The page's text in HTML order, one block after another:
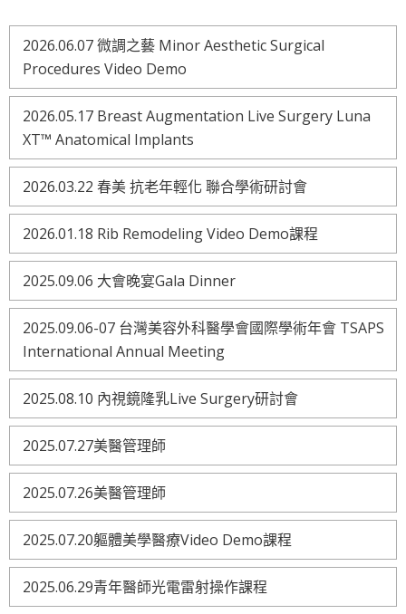
2026.06.07 微調之藝 Minor Aesthetic Surgical
Procedures Video Demo
2026.05.17 Breast Augmentation Live Surgery Luna
XT™ Anatomical Implants
2026.03.22 春美 抗老年輕化 聯合學術研討會
2026.01.18 Rib Remodeling Video Demo課程
2025.09.06 大會晚宴Gala Dinner
2025.09.06-07 台灣美容外科醫學會國際學術年會 TSAPS
International Annual Meeting
2025.08.10 內視鏡隆乳Live Surgery研討會
2025.07.27美醫管理師
2025.07.26美醫管理師
2025.07.20軀體美學醫療Video Demo課程
2025.06.29青年醫師光電雷射操作課程